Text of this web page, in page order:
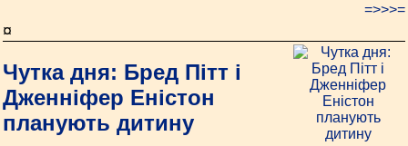
=>>>=
¤
Чутка дня: Бред Пітт і
Дженніфер Еністон
планують дитину